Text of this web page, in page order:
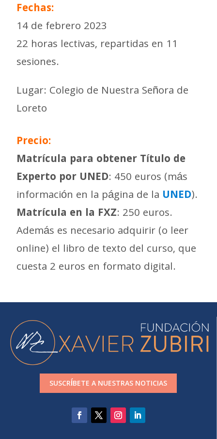
Fechas:
14 de febrero 2023
22 horas lectivas, repartidas en 11
sesiones.
Lugar: Colegio de Nuestra Señora de
Loreto
Precio:
Matrícula para obtener Título de
Experto por UNED: 450 euros (más
información en la página de la UNED).
Matrícula en la FXZ: 250 euros.
Además es necesario adquirir (o leer
online) el libro de texto del curso, que
cuesta 2 euros en formato digital.
SUSCRÍBETE A NUESTRAS NOTICIAS